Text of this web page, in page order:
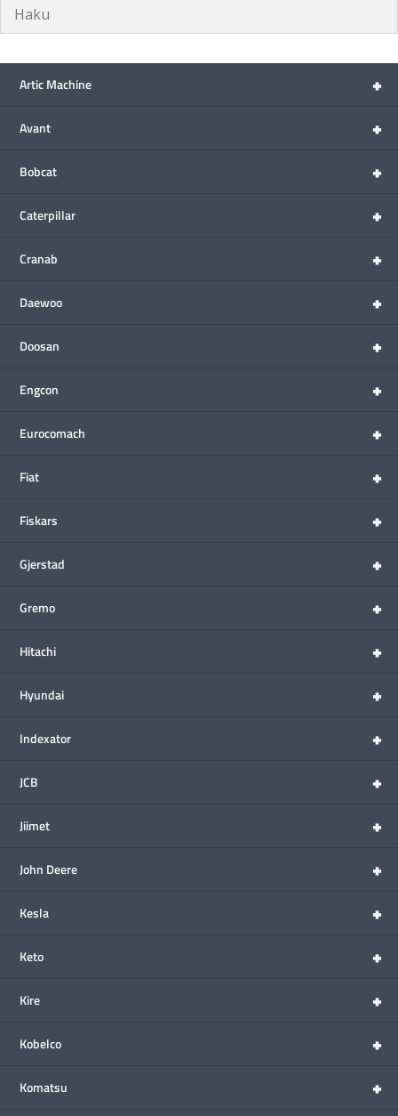
+
Artic Machine
+
Avant
+
Bobcat
+
Caterpillar
+
Cranab
+
Daewoo
+
Doosan
+
Engcon
+
Eurocomach
+
Fiat
+
Fiskars
+
Gjerstad
+
Gremo
+
Hitachi
+
Hyundai
+
Indexator
+
JCB
+
Jiimet
+
John Deere
+
Kesla
+
Keto
+
Kire
+
Kobelco
+
Komatsu